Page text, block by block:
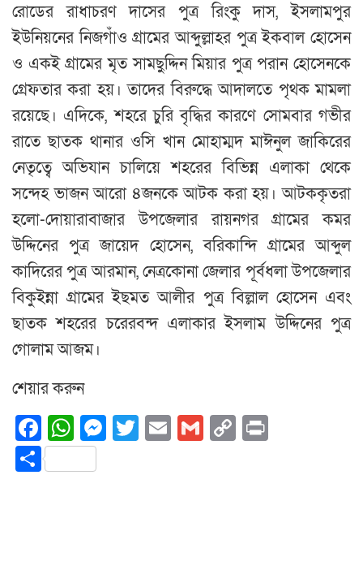
রোডের রাধাচরণ দাসের পুত্র রিংকু দাস, ইসলামপুর
ইউনিয়নের নিজগাঁও গ্রামের আব্দুল্লাহর পুত্র ইকবাল হোসেন
ও একই গ্রামের মৃত সামছুদ্দিন মিয়ার পুত্র পরান হোসেনকে
গ্রেফতার করা হয়। তাদের বিরুদ্ধে আদালতে পৃথক মামলা
রয়েছে। এদিকে, শহরে চুরি বৃদ্ধির কারণে সোমবার গভীর
রাতে ছাতক থানার ওসি খান মোহাম্মদ মাঈনুল জাকিরের
নেতৃত্বে অভিযান চালিয়ে শহরের বিভিন্ন এলাকা থেকে
সন্দেহ ভাজন আরো ৪জনকে আটক করা হয়। আটককৃতরা
হলো-দোয়ারাবাজার উপজেলার রায়নগর গ্রামের কমর
উদ্দিনের পুত্র জায়েদ হোসেন, বরিকান্দি গ্রামের আব্দুল
কাদিরের পুত্র আরমান, নেত্রকোনা জেলার পূর্বধলা উপজেলার
বিকুইন্না গ্রামের ইছমত আলীর পুত্র বিল্লাল হোসেন এবং
ছাতক শহরের চরেরবন্দ এলাকার ইসলাম উদ্দিনের পুত্র
গোলাম আজম।
শেয়ার করুন
Facebook
WhatsApp
Messenger
Twitter
EmailGmail
Copy
Share